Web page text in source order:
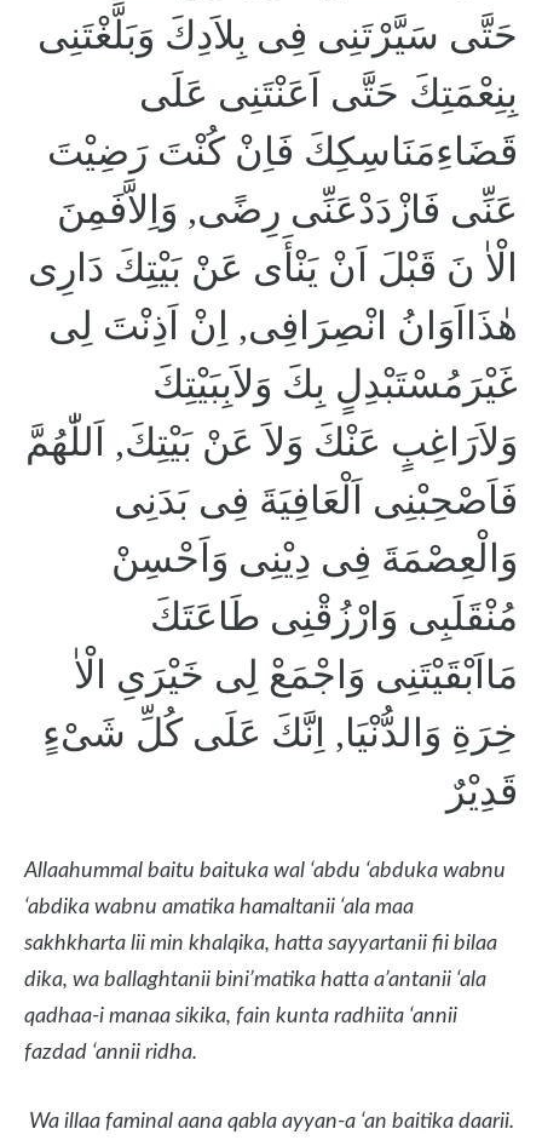
حَتَّى سَيَّرْتَنِى فِى بِلاَدِكَ وَبَلَّغْتَنِى
بِنِعْمَتِكَ حَتَّى اَعَنْتَنِى عَلَى
قَضَاءِمَنَاسِكِكَ فَاِنْ كُنْتَ رَضِيْتَ
عَنِّى فَازْدَدْعَنِّى رِضًى, وَاِلاَّفَمِنَ
الْاٰ نَ قَبْلَ اَنْ يَنْأَى عَنْ بَيْتِكَ دَارِى
هٰذَااَوَانُ انْصِرَافِى, اِنْ اَذِنْتَ لِى
غَيْرَمُسْتَبْدِلٍ بِكَ وَلاَبِبَيْتِكَ
وَلاَرَاغِبٍ عَنْكَ وَلاَ عَنْ بَيْتِكَ, اَللّٰهُمَّ
فَاَصْحِبْنِى اَلْعَافِيَةَ فِى بَدَنِى
وَالْعِصْمَةَ فِى دِيْنِى وَاَحْسِنْ
مُنْقَلَبِى وَارْزُقْنِى طَاعَتَكَ
مَااَبْقَيْتَنِى وَاجْمَعْ لِى خَيْرَىِ الْاٰ
خِرَةِ وَالدُّنْيَا, اِنَّكَ عَلَى كُلِّ شَىْءٍ
قَدِيْرٌ
Allaahummal baitu baituka wal ‘abdu ‘abduka wabnu
‘abdika wabnu amatika hamaltanii ‘ala maa
sakhkharta lii min khalqika, hatta sayyartanii fii bilaa
dika, wa ballaghtanii bini’matika hatta a’antanii ‘ala
qadhaa-i manaa sikika, fain kunta radhiita ‘annii
fazdad ‘annii ridha.
Wa illaa faminal aana qabla ayyan-a ‘an baitika daarii.